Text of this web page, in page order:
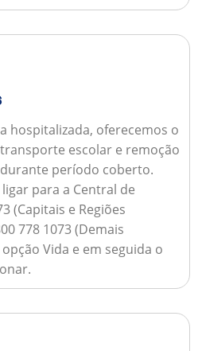
hospitalizada, oferecemos o
escolar e remoção
período coberto.
ligar para a Central de
(Capitais e Regiões
778 1073 (Demais
Vida e em seguida o